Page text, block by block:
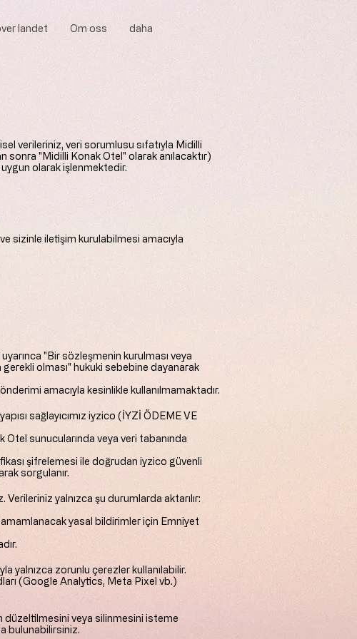
landet Om oss daha
verileriniz, veri sorumlusu sıfatıyla Midilli
"Midilli Konak Otel" olarak anılacaktır)
uygun olarak işlenmektedir.
sizinle iletişim kurulabilmesi amacıyla
"Bir sözleşmenin kurulması veya
olması" hukuki sebebine dayanarak
amacıyla kesinlikle kullanılmamaktadır.
sağlayıcımız iyzico (İYZİ ÖDEME VE
Otel sunucularında veya veri tabanında
şifrelemesi ile doğrudan iyzico güvenli
sorgulanır.
yalnızca şu durumlarda aktarılır:
yasal bildirimler için Emniyet
yalnızca zorunlu çerezler kullanılabilir.
(Google Analytics, Meta Pixel vb.)
düzeltilmesini veya silinmesini isteme
bulunabilirsiniz.